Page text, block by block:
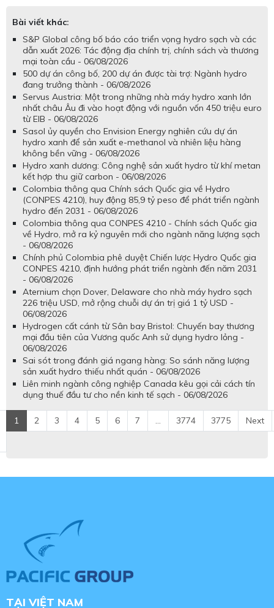
Bài viết khác:
S&P Global công bố báo cáo triển vọng hydro sạch và các
dẫn xuất 2026: Tác động địa chính trị, chính sách và thương
mại toàn cầu - 06/08/2026
500 dự án công bố, 200 dự án được tài trợ: Ngành hydro
đang trưởng thành - 06/08/2026
Servus Austria: Một trong những nhà máy hydro xanh lớn
nhất châu Âu đi vào hoạt động với nguồn vốn 450 triệu euro
từ EIB - 06/08/2026
Sasol ủy quyền cho Envision Energy nghiên cứu dự án
hydro xanh để sản xuất e-methanol và nhiên liệu hàng
không bền vững - 06/08/2026
Hydro xanh dương: Công nghệ sản xuất hydro từ khí metan
kết hợp thu giữ carbon - 06/08/2026
Colombia thông qua Chính sách Quốc gia về Hydro
(CONPES 4210), huy động 85,9 tỷ peso để phát triển ngành
hydro đến 2031 - 06/08/2026
Colombia thông qua CONPES 4210 - Chính sách Quốc gia
về Hydro, mở ra kỷ nguyên mới cho ngành năng lượng sạch
- 06/08/2026
Chính phủ Colombia phê duyệt Chiến lược Hydro Quốc gia
CONPES 4210, định hướng phát triển ngành đến năm 2031
- 06/08/2026
Aternium chọn Dover, Delaware cho nhà máy hydro sạch
226 triệu USD, mở rộng chuỗi dự án trị giá 1 tỷ USD -
06/08/2026
Hydrogen cất cánh từ Sân bay Bristol: Chuyến bay thương
mại đầu tiên của Vương quốc Anh sử dụng hydro lỏng -
06/08/2026
Sai sót trong đánh giá ngang hàng: So sánh năng lượng
sản xuất hydro thiếu nhất quán - 06/08/2026
Liên minh ngành công nghiệp Canada kêu gọi cải cách tín
dụng thuế đầu tư cho nền kinh tế sạch - 06/08/2026
1 2 3 4 5 6 7 ... 3774 3775 Next
TẠI VIỆT NAM